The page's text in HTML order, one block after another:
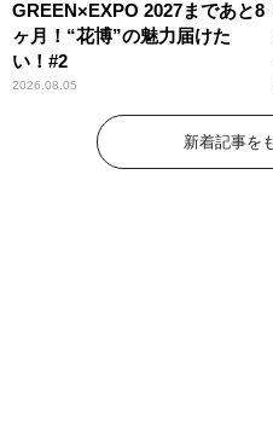
GREEN×EXPO 2027まであと8
ヶ月！“花博”の魅力届けた
い！#2
2026.08.05
新着記事を